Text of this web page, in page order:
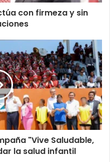
con firmeza y sin
"Vive Saludable,
la salud infantil